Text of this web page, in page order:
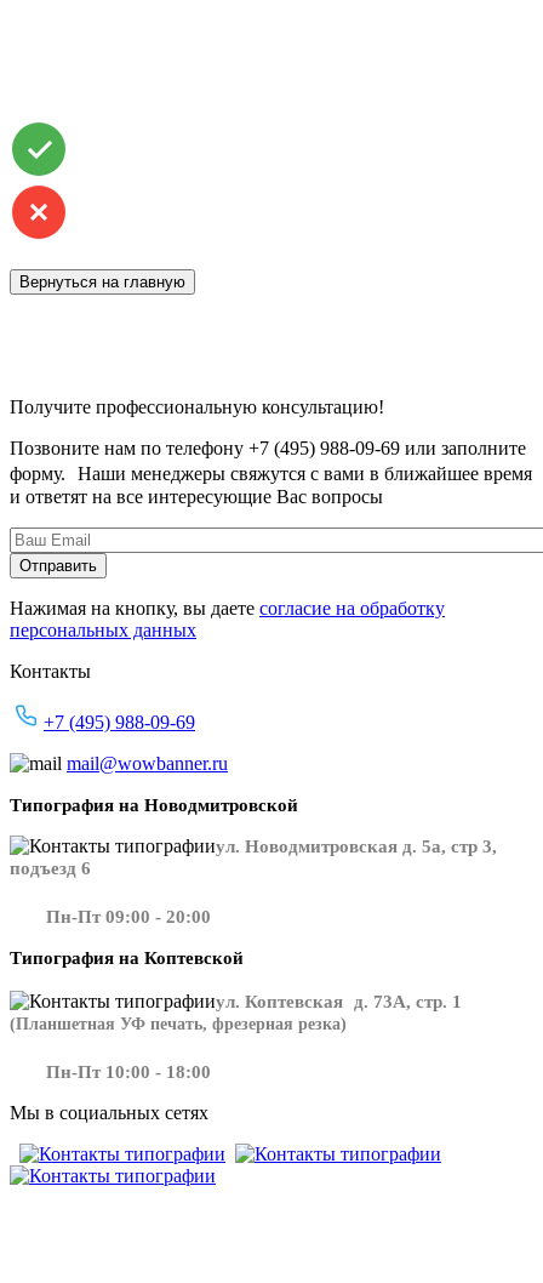
Вернуться на главную
Получите профессиональную консультацию!
Позвоните нам по телефону +7 (495) 988-09-69 или заполните
форму. Наши менеджеры свяжутся с вами в ближайшее время
и ответят на все интересующие Вас вопросы
Нажимая на кнопку, вы даете согласие на обработку
персональных данных
Контакты
+7 (495) 988-09-69
mail@wowbanner.ru
Типография на Новодмитровской
ул. Новодмитровская д. 5а, стр 3,
подъезд 6
Пн-Пт 09:00 - 20:00
Типография на Коптевской
ул. Коптевская д. 73А, стр. 1
(Планшетная УФ печать, фрезерная резка)
Пн-Пт 10:00 - 18:00
Мы в социальных сетях